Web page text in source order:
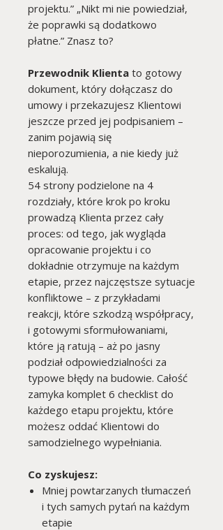
projektu.” „Nikt mi nie powiedział,
że poprawki są dodatkowo
płatne.” Znasz to?
Przewodnik Klienta to gotowy
dokument, który dołączasz do
umowy i przekazujesz Klientowi
jeszcze przed jej podpisaniem –
zanim pojawią się
nieporozumienia, a nie kiedy już
eskalują.
54 strony podzielone na 4
rozdziały, które krok po kroku
prowadzą Klienta przez cały
proces: od tego, jak wygląda
opracowanie projektu i co
dokładnie otrzymuje na każdym
etapie, przez najczęstsze sytuacje
konfliktowe – z przykładami
reakcji, które szkodzą współpracy,
i gotowymi sformułowaniami,
które ją ratują – aż po jasny
podział odpowiedzialności za
typowe błędy na budowie. Całość
zamyka komplet 6 checklist do
każdego etapu projektu, które
możesz oddać Klientowi do
samodzielnego wypełniania.
Co zyskujesz:
Mniej powtarzanych tłumaczeń
i tych samych pytań na każdym
etapie